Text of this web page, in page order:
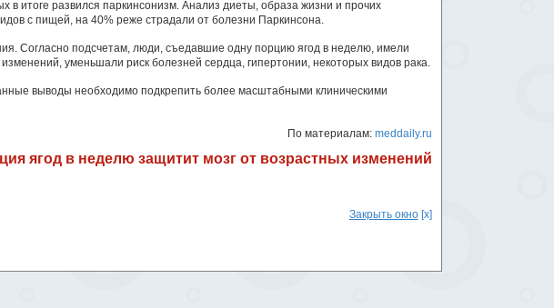
в итоге развился паркинсонизм. Анализ диеты, образа жизни и прочих
с пищей, на 40% реже страдали от болезни Паркинсона.
Согласно подсчетам, люди, съедавшие одну порцию ягод в неделю, имели
уменьшали риск болезней сердца, гипертонии, некоторых видов рака.
выводы необходимо подкрепить более масштабными клиническими
По материалам: meddaily.ru
ягод в неделю защитит мозг от возрастных изменений
Закрыть окно[x]